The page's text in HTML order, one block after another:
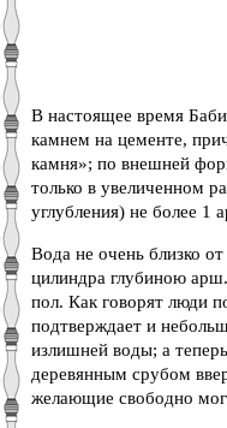
В настоящее время
камнем на цементе,
камня»; по внешней
только в увеличенном
углубления) не более 1
Вода не очень близко
цилиндра глубиною арш.
пол. Как говорят люди
подтверждает и
излишней воды; а
деревянным срубом
желающие свободно